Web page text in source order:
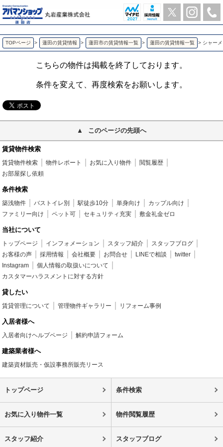
シャーメゾンＫ＆Ｔ 蓮田の1K賃貸アパート | アパマンショップ蓮田店-丸岩産業株式会社-
TOPページ > 蓮田の賃貸情報 > 蓮田市の賃貸情報一覧 > 蓮田の賃貸情報一覧 > シャー
こちらの物件は掲載を終了しております。
条件を変えて、再度検索をお願いします。
このページの先頭へ
賃貸物件検索
賃貸物件検索 物件レポート お気に入り物件
閲覧履歴
お部屋探し依頼
条件検索
築浅物件 バストイレ別 駅徒歩10分 単身向け
カップル向け
ファミリー向け
ペット可 セキュリティ充実 敷金礼金ゼロ
当社について
トップページ インフォメーション スタッフ紹介
スタッフブログ
お客様の声
採用情報 会社概要 お問合せ LINEで相談
twitter
Instagram
個人情報の取扱いについて
カスタマーハラスメントに対する方針
貸したい
賃貸管理について 管理物件ギャラリー リフォーム事例
入居者様へ
入居者向けヘルプページ 解約申請フォーム
建築業者様へ
建築資材販売・仮設事務所販売リース
トップページ 条件検索
お気に入り物件一覧 物件閲覧履歴
スタッフ紹介 スタッフブログ